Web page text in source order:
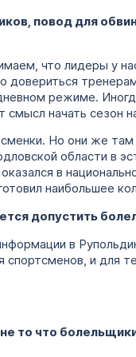
повод для
что лидеры у
режиме.
начать сезон
Но они же
области в
в
наибольшее
допустить
в
и для
то что